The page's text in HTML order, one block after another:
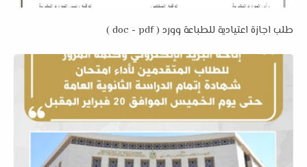
طلب اجازة اعتيادية للطباعة وورد ( doc - pdf )